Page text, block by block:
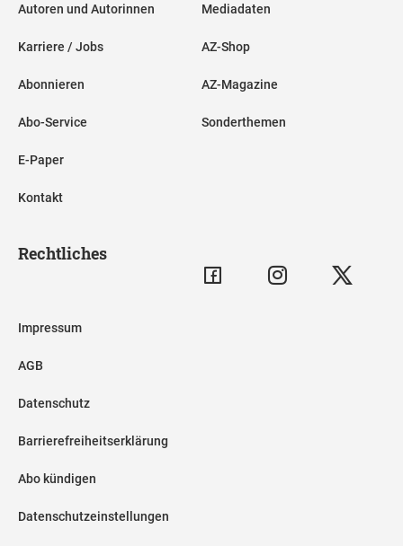
Autoren und Autorinnen
Karriere / Jobs
Abonnieren
Abo-Service
E-Paper
Kontakt
Mediadaten
AZ-Shop
AZ-Magazine
Sonderthemen
Rechtliches
Impressum
AGB
Datenschutz
Barrierefreiheitserklärung
Abo kündigen
Datenschutzeinstellungen